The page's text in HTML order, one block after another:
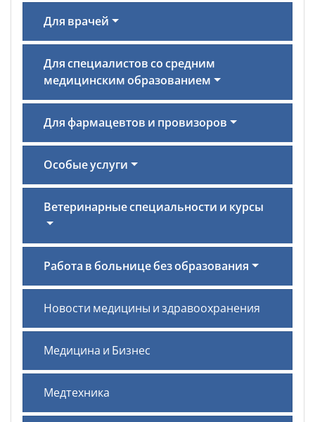
Для врачей
Для специалистов со средним
медицинским образованием
Для фармацевтов и провизоров
Особые услуги
Ветеринарные специальности и курсы
Работа в больнице без образования
Новости медицины и здравоохранения
Медицина и Бизнес
Медтехника